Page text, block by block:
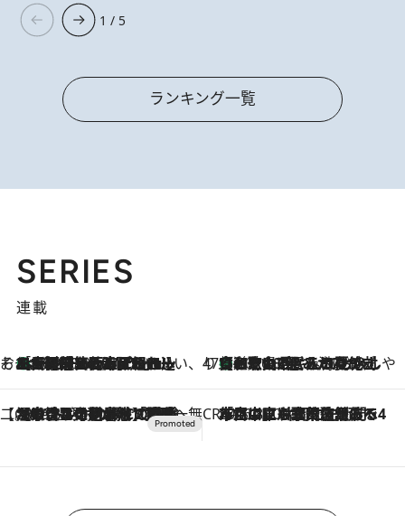
1 / 5
ランキング一覧
SERIES
連載
そおだよおこの関西おいしい、おやつ紀行
2026.8.9
［大阪府箕面市］一皿一皿目の前で仕上げられる、料理を巧みに組み込んだアシェットデセールコース「ミチル アシェット デセール（Michiru assiette dessert）」 47都道府県の手みやげ ひんやりスイーツで夏を満喫
2026.8.9
【和歌山県】この夏絶対食べたい 冷やしておいしいおやつ3選 みかんがごろっと丸ごと入ったジュレ
【CREA×星野リゾート】唯一無二。癒しと発見が待つ場所へ
2026.8.7
【トンボの足水浴】ヒノキの香りに包まれて涼感マックス！約13℃の湧水かけ流しを避暑地「星野温泉 トンボの湯」で体験 CREA'S CHOICE
2026.8.7
「立川にも歌舞伎があるんだよ」 片岡仁左衛門・市川中車ら豪華座組みで4年目の立川立飛歌舞伎へ